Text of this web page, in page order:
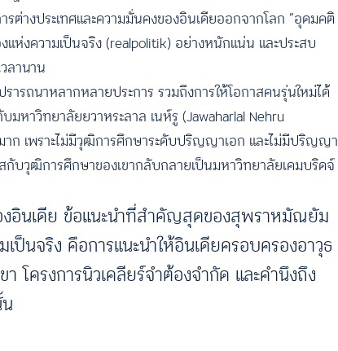
างประเทศและความมั่นคงของอินเดียออกจากโลก “อุดมคติ
แห่งความเป็นจริง (realpolitik) อย่างหนักแน่น และประสบ
ลานาน
รถนาหลากหลายประการ รวมถึงการให้โอกาสคนรุ่นใหม่ได้
หาวิทยาลัยยวาหระลาล เนห์รู (Jawaharlal Nehru
ก เพราะไม่มีวุฒิการศึกษาระดับปริญญาเอก และไม่มีปริญญา
บวุฒิการศึกษาของเขากลับกลายเป็นมหาวิทยาลัยเคมบริดจ์
อินเดีย ข้อแนะนำที่สำคัญสุดของสุพราหมัณยัม
เป็นจริง คือการแนะนำให้อินเดียครอบครองอาวุธ
โครงการนิวเคลียร์จำต้องจำกัด และคำนึงถึง